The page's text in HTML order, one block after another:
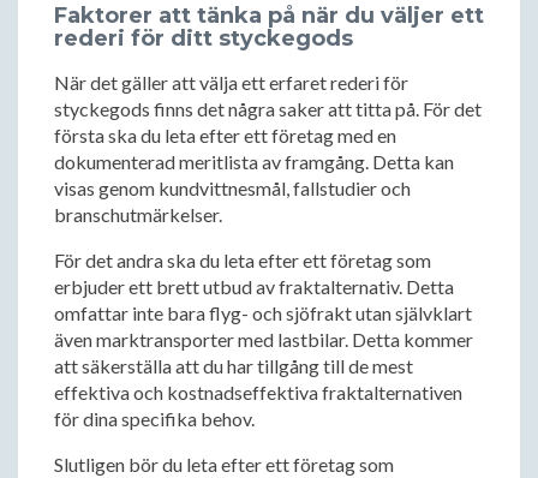
Faktorer att tänka på när du väljer ett
rederi för ditt styckegods
När det gäller att välja ett erfaret rederi för
styckegods finns det några saker att titta på. För det
första ska du leta efter ett företag med en
dokumenterad meritlista av framgång. Detta kan
visas genom kundvittnesmål, fallstudier och
branschutmärkelser.
För det andra ska du leta efter ett företag som
erbjuder ett brett utbud av fraktalternativ. Detta
omfattar inte bara flyg- och sjöfrakt utan självklart
även marktransporter med lastbilar. Detta kommer
att säkerställa att du har tillgång till de mest
effektiva och kostnadseffektiva fraktalternativen
för dina specifika behov.
Slutligen bör du leta efter ett företag som